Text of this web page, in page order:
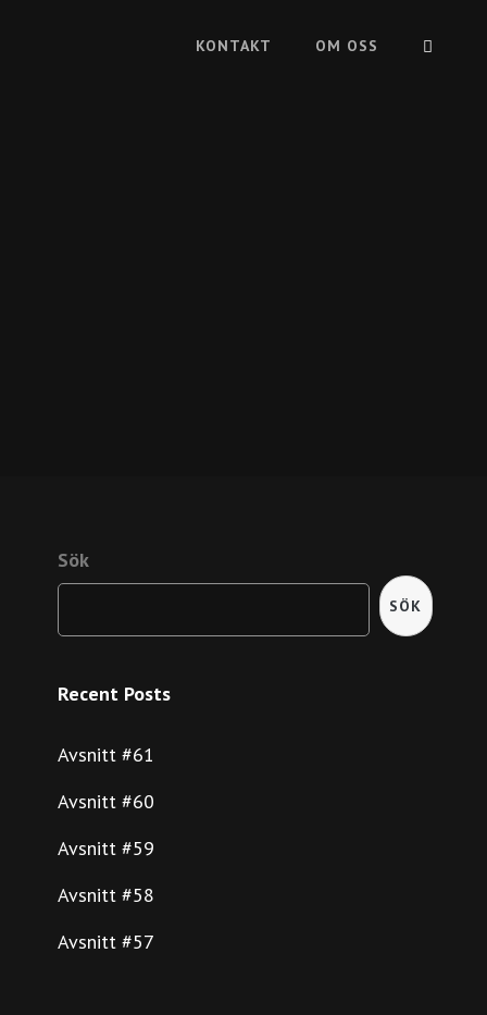
KONTAKT OM OSS
Sök
SÖK
Recent Posts
Avsnitt #61
Avsnitt #60
Avsnitt #59
Avsnitt #58
Avsnitt #57